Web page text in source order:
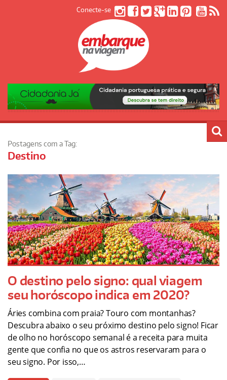
Conecte-se
Postagens com a Tag:
Destino
O destino pelo signo: qual viagem
seu horóscopo indica em 2020?
Áries combina com praia? Touro com montanhas?
Descubra abaixo o seu próximo destino pelo signo! Ficar
de olho no horóscopo semanal é a receita para muita
gente que confia no que os astros reservaram para o
seu signo. Por isso,…